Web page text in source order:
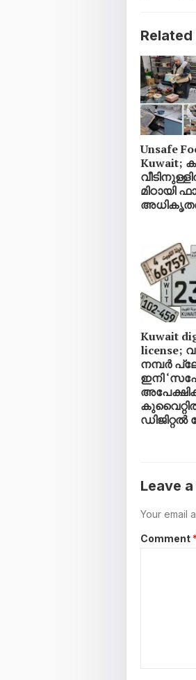
Unsafe
Kuwait;
മിഠായി
അധികൃതർ
Kuwait
license;
നമ്പര്‍
ഇനി
Leave
Your email
Comment *